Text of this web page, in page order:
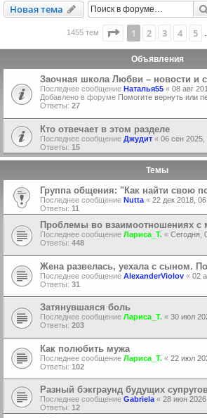
Новая тема
Новаятема
1455 тем Страница из 30
1 2 3 4 5
Объявления
Заочная школа Любви – новости и
Последнее сообщение Наталья55 « 08 авг
Добавлено в форуме Помогите вернуть или
Ответы: 27
Кто отвечает в этом разделе
Последнее сообщение Джудит « 06 сен 2025,
Ответы: 15
Темы
Группа общения: "Как найти свою
Последнее сообщение Nutta « 22 дек 2018,
Ответы: 11
Проблемы во взаимоотношениях с
Последнее сообщение Лариса_Т. « Сегодня,
Ответы: 448
Жена развелась, уехала с сыном.
Последнее сообщение AlexanderViolov « 02
Ответы: 31
Затянувшаяся боль
Последнее сообщение Лариса_Т. « 30 июл
Ответы: 203
Как полюбить мужа
Последнее сообщение Лариса_Т. « 22 июл
Ответы: 102
Разный бэкграунд будущих
Последнее сообщение Gabriela« 28 июн
Ответы: 12